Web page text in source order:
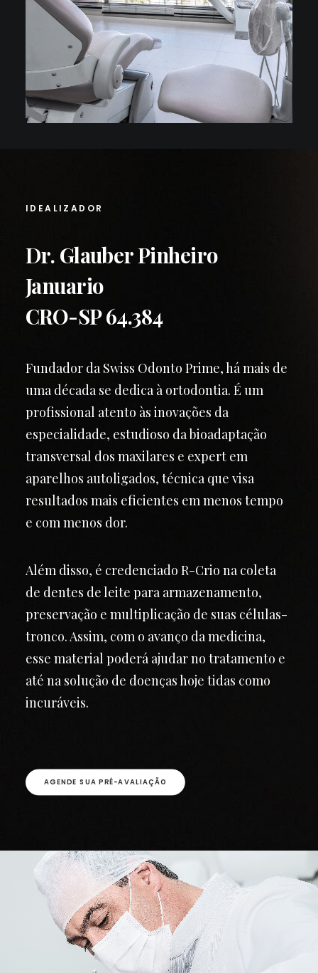
IDEALIZADOR
Dr. Glauber Pinheiro
Januario
CRO-SP 64.384
Fundador da Swiss Odonto Prime, há mais de
uma década se dedica à ortodontia. É um
profissional atento às inovações da
especialidade, estudioso da bioadaptação
transversal dos maxilares e expert em
aparelhos autoligados, técnica que visa
resultados mais eficientes em menos tempo
e com menos dor.
Além disso, é credenciado R-Crio na coleta
de dentes de leite para armazenamento,
preservação e multiplicação de suas células-
tronco. Assim, com o avanço da medicina,
esse material poderá ajudar no tratamento e
até na solução de doenças hoje tidas como
incuráveis.
AGENDE SUA PRÉ-AVALIAÇÃO